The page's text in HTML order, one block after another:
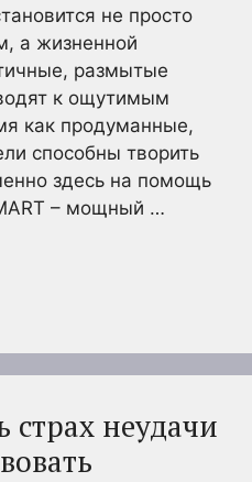
не просто
а жизненной
размытые
к ощутимым
как продуманные,
способны творить
здесь на помощь
– мощный …
страх неудачи